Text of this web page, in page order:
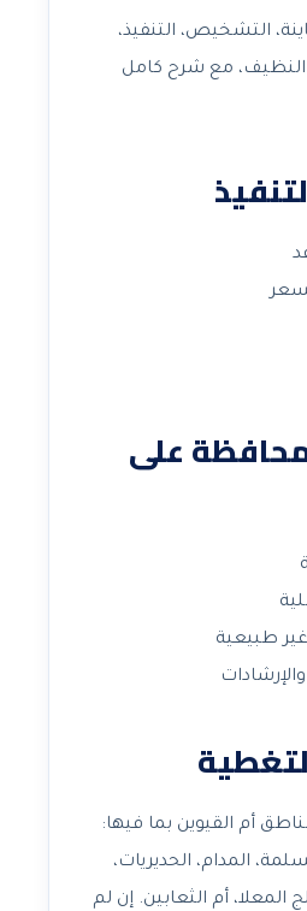
التشخيص، التنفيذ،
النظيف، مع شرح كامل
على
طبيعية
أم القيوين بما فيها:
المدام، الحديريات،
المعلا، أم الثعابين. إن لم